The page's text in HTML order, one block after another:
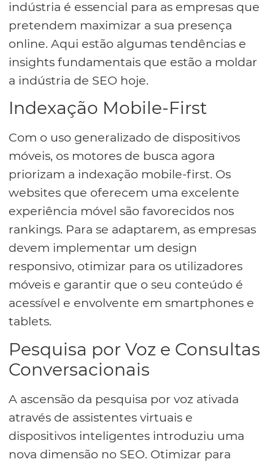
indústria é essencial para as empresas que
pretendem maximizar a sua presença
online. Aqui estão algumas tendências e
insights fundamentais que estão a moldar
a indústria de SEO hoje.
Indexação Mobile-First
Com o uso generalizado de dispositivos
móveis, os motores de busca agora
priorizam a indexação mobile-first. Os
websites que oferecem uma excelente
experiência móvel são favorecidos nos
rankings. Para se adaptarem, as empresas
devem implementar um design
responsivo, otimizar para os utilizadores
móveis e garantir que o seu conteúdo é
acessível e envolvente em smartphones e
tablets.
Pesquisa por Voz e Consultas
Conversacionais
A ascensão da pesquisa por voz ativada
através de assistentes virtuais e
dispositivos inteligentes introduziu uma
nova dimensão no SEO. Otimizar para